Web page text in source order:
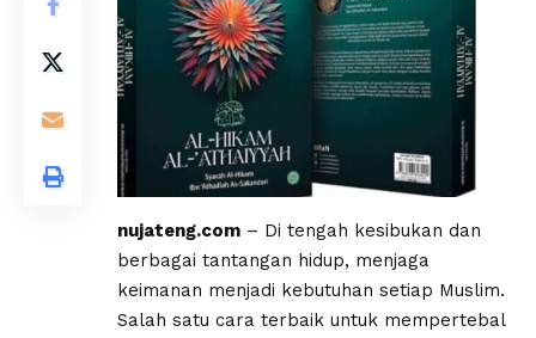
nujateng.com – Di tengah kesibukan dan
berbagai tantangan hidup, menjaga
keimanan menjadi kebutuhan setiap Muslim.
Salah satu cara terbaik untuk mempertebal